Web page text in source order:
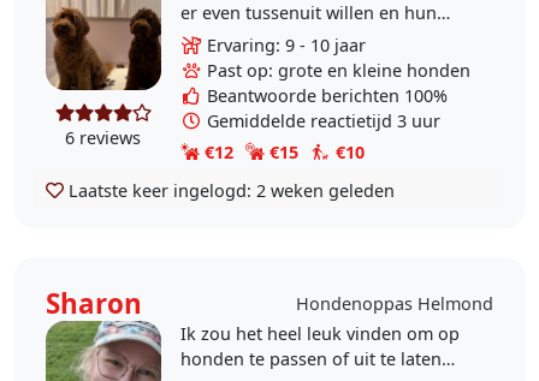
6 reviews
er even tussenuit willen en hun
geliefde viervoeter(s)liever niet naar
een kennel willen doen.Ik vang per
keer..
Ervaring: 9 - 10 jaar
Past op: grote en kleine honden
Beantwoorde berichten 100%
Gemiddelde reactietijd 3 uur
€12
€15
€10
Laatste keer ingelogd: 2 weken geleden
Sharon
Hondenoppas Helmond
Ik zou het heel leuk vinden om op
honden te passen of uit te laten